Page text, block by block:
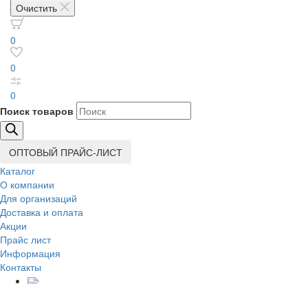
Очистить
0
0
0
Поиск товаров
ОПТОВЫЙ ПРАЙС-ЛИСТ
Каталог
О компании
Для организаций
Доставка и оплата
Акции
Прайс лист
Информация
Контакты